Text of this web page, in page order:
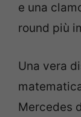
e una
round più
Una vera
Mercedes